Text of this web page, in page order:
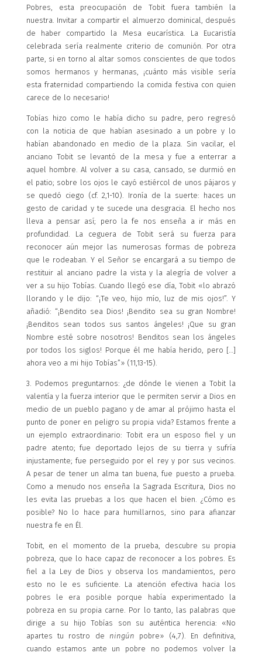
Pobres, esta preocupación de Tobit fuera también la
nuestra. Invitar a compartir el almuerzo dominical, después
de haber compartido la Mesa eucarística. La Eucaristía
celebrada sería realmente criterio de comunión. Por otra
parte, si en torno al altar somos conscientes de que todos
somos hermanos y hermanas, ¡cuánto más visible sería
esta fraternidad compartiendo la comida festiva con quien
carece de lo necesario!
Tobías hizo como le había dicho su padre, pero regresó
con la noticia de que habían asesinado a un pobre y lo
habían abandonado en medio de la plaza. Sin vacilar, el
anciano Tobit se levantó de la mesa y fue a enterrar a
aquel hombre. Al volver a su casa, cansado, se durmió en
el patio; sobre los ojos le cayó estiércol de unos pájaros y
se quedó ciego (cf. 2,1-10). Ironía de la suerte: haces un
gesto de caridad y te sucede una desgracia. El hecho nos
lleva a pensar así; pero la fe nos enseña a ir más en
profundidad. La ceguera de Tobit será su fuerza para
reconocer aún mejor las numerosas formas de pobreza
que le rodeaban. Y el Señor se encargará a su tiempo de
restituir al anciano padre la vista y la alegría de volver a
ver a su hijo Tobías. Cuando llegó ese día, Tobit «lo abrazó
llorando y le dijo: “¡Te veo, hijo mío, luz de mis ojos!”. Y
añadió: “¡Bendito sea Dios! ¡Bendito sea su gran Nombre!
¡Benditos sean todos sus santos ángeles! ¡Que su gran
Nombre esté sobre nosotros! Benditos sean los ángeles
por todos los siglos! Porque él me había herido, pero […]
ahora veo a mi hijo Tobías”» (11,13-15).
3. Podemos preguntarnos: ¿de dónde le vienen a Tobit la
valentía y la fuerza interior que le permiten servir a Dios en
medio de un pueblo pagano y de amar al prójimo hasta el
punto de poner en peligro su propia vida? Estamos frente a
un ejemplo extraordinario: Tobit era un esposo fiel y un
padre atento; fue deportado lejos de su tierra y sufría
injustamente; fue perseguido por el rey y por sus vecinos.
A pesar de tener un alma tan buena, fue puesto a prueba.
Como a menudo nos enseña la Sagrada Escritura, Dios no
les evita las pruebas a los que hacen el bien. ¿Cómo es
posible? No lo hace para humillarnos, sino para afianzar
nuestra fe en Él.
Tobit, en el momento de la prueba, descubre su propia
pobreza, que lo hace capaz de reconocer a los pobres. Es
fiel a la Ley de Dios y observa los mandamientos, pero
esto no le es suficiente. La atención efectiva hacia los
pobres le era posible porque había experimentado la
pobreza en su propia carne. Por lo tanto, las palabras que
dirige a su hijo Tobías son su auténtica herencia: «No
apartes tu rostro de
ningún
pobre» (4,7). En definitiva,
cuando estamos ante un pobre no podemos volver la